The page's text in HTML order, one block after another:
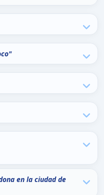
en la ciudad de